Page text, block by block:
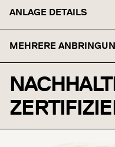
ANLAGE DETAILS
MEHRERE